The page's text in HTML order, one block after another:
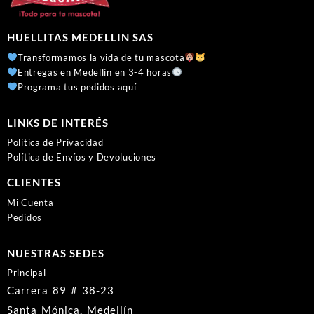
HUELLITAS MEDELLIN SAS
Transformamos la vida de tu mascota
Entregas en Medellín en 3-4 horas
Programa tus pedidos aquí
LINKS DE INTERÉS
Política de Privacidad
Política de Envíos y Devoluciones
CLIENTES
Mi Cuenta
Pedidos
NUESTRAS SEDES
Principal
Carrera 89 # 38-23
Santa Mónica, Medellín